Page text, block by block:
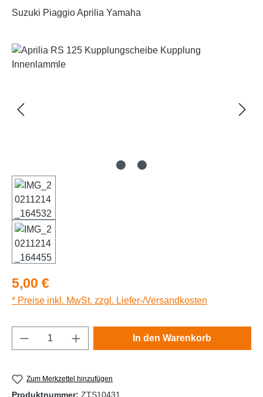
Suzuki Piaggio Aprilia Yamaha
Bildergalerie überspringen
Regulärer Preis:
5,00 €
* Preise inkl. MwSt. zzgl. Liefer-/Versandkosten
Produkt Anzahl: Gib den gewünschten
In den Warenkorb
Zum Merkzettel hinzufügen
Produktnummer: ZTS10431